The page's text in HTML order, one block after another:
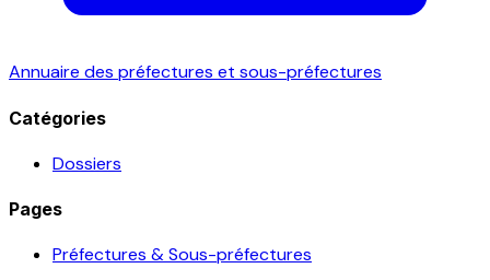
Annuaire des préfectures et sous-préfectures
Catégories
Dossiers
Pages
Préfectures & Sous-préfectures